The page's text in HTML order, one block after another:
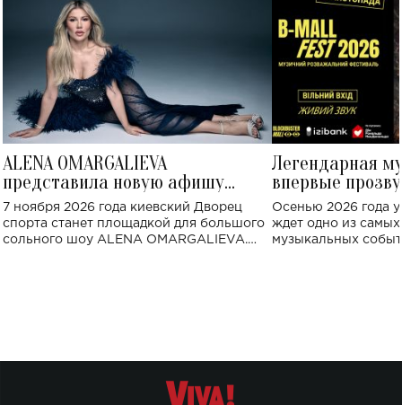
ALENA OMARGALIEVA
представила новую афишу
большого концерта во Дворце
спорта
7 ноября 2026 года киевский Дворец
спорта станет площадкой для большого
сольного шоу ALENA OMARGALIEVA.
Легендарная
впервые
Украине: где
Осенью 2026 года
ждет одно из
музыкальных